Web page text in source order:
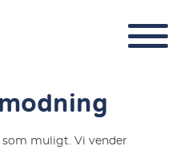
muligt. Vi vender